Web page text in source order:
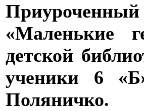
«Маленькие
детской
ученики 6
Поляничко.